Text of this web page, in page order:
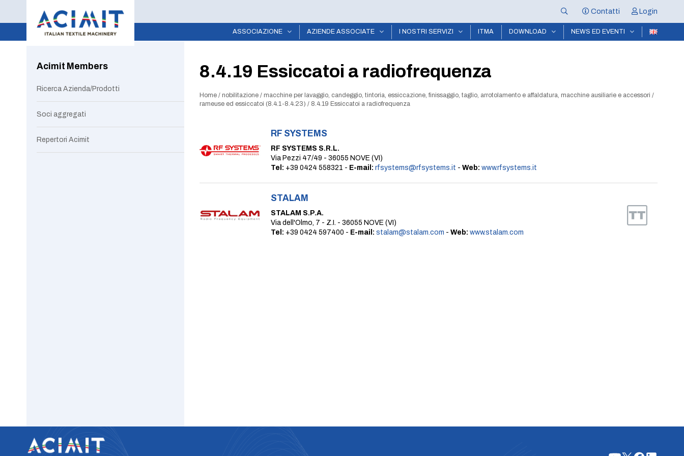
Contatti Login
ASSOCIAZIONE AZIENDE ASSOCIATE I NOSTRI SERVIZI ITMA DOWNLOAD NEWS ED EVENTI
8.4.19 Essiccatoi a radiofrequenza
Home / nobilitazione / macchine per lavaggio, candeggio, tintoria, essiccazione, finissaggio, taglio, arrotolamento e affaldatura, macchine ausiliarie e accessori /
rameuse ed essiccatoi (8.4.1-8.4.23) / 8.4.19 Essiccatoi a radiofrequenza
RF SYSTEMS
RF SYSTEMS S.R.L.
Via Pezzi 47/49 - 36055 NOVE (VI)
Tel: +39 0424 558321 - E-mail: rfsystems@rfsystems.it - Web: www.rfsystems.it
STALAM
STALAM S.P.A.
Via dell'Olmo, 7 - Z.I. - 36055 NOVE (VI)
Tel: +39 0424 597400 - E-mail: stalam@stalam.com - Web: www.stalam.com
Acimit Members
Ricerca Azienda/Prodotti
Soci aggregati
Repertori Acimit